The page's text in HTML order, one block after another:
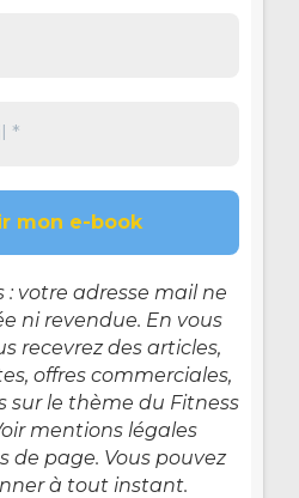
: votre adresse mail ne
ni revendue. En vous
recevrez des articles,
offres commerciales,
sur le thème du Fitness
mentions légales
de page. Vous pouvez
à tout instant.